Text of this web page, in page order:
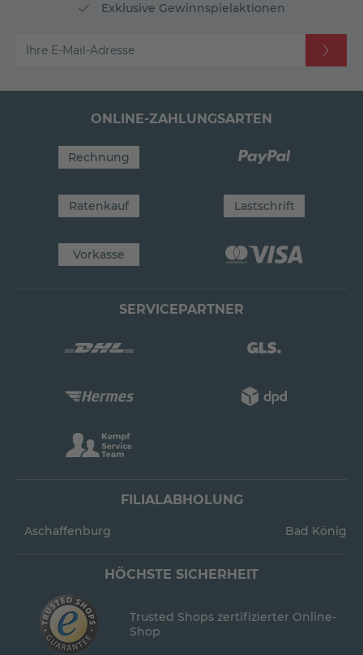
Exklusive Gewinnspielaktionen
Ihre E-Mail-Adresse
ONLINE-ZAHLUNGSARTEN
Rechnung
Ratenkauf Lastschrift
Vorkasse
SERVICEPARTNER
FILIALABHOLUNG
Aschaffenburg Bad König
HÖCHSTE SICHERHEIT
Trusted Shops zertifizierter Online-
Shop